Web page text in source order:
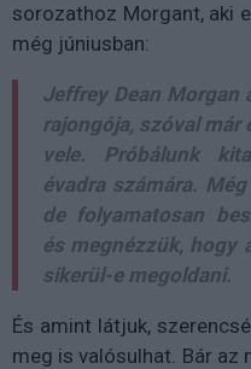
sorozathoz Morgant, aki
még júniusban:
Jeffrey Dean Morgan
rajongója, szóval már
vele. Próbálunk
évadra számára.
de folyamatosan
és megnézzük, hogy
sikerül-e megoldani.
És amint látjuk,
meg is valósulhat. Bár az